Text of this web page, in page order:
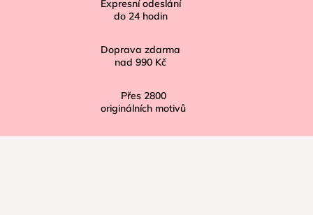
Expresní odeslání
do 24 hodin
Doprava zdarma
nad 990 Kč
Přes 2800
originálních motivů